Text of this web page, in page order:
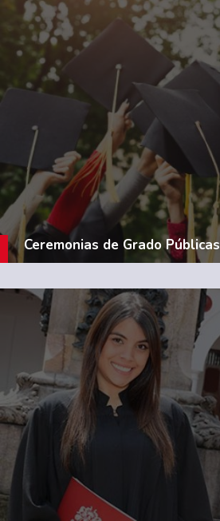
Ceremonias de Grado Públicas